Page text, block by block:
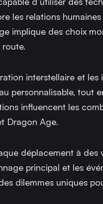
les relations
implique des choix
interstellaire et
personnalisable, tout
influencent les
Dragon Age.
déplacement à des
principal et les
dilemmes uniques